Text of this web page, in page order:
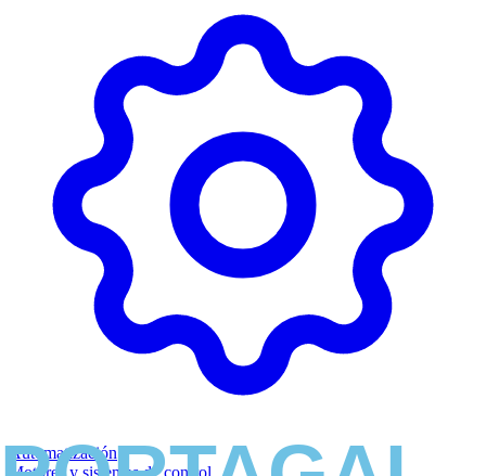
Automatización
Motores y sistemas de control